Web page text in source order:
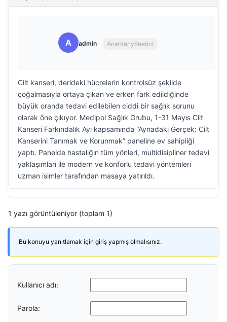
A admin Anahtar yönetici
Cilt kanseri, derideki hücrelerin kontrolsüz şekilde
çoğalmasıyla ortaya çıkan ve erken fark edildiğinde
büyük oranda tedavi edilebilen ciddi bir sağlık sorunu
olarak öne çıkıyor. Medipol Sağlık Grubu, 1-31 Mayıs Cilt
Kanseri Farkındalık Ayı kapsamında “Aynadaki Gerçek: Cilt
Kanserini Tanımak ve Korunmak” paneline ev sahipliği
yaptı. Panelde hastalığın tüm yönleri, multidisipliner tedavi
yaklaşımları ile modern ve konforlu tedavi yöntemleri
uzman isimler tarafından masaya yatırıldı.
1 yazı görüntüleniyor (toplam 1)
Bu konuyu yanıtlamak için giriş yapmış olmalısınız.
Kullanıcı adı:
Parola: